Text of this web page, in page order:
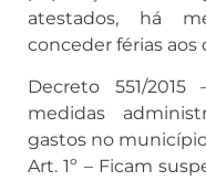
atestados, há
conceder férias aos
Decreto 551/
medidas
gastos no
Art. 1º – Ficam